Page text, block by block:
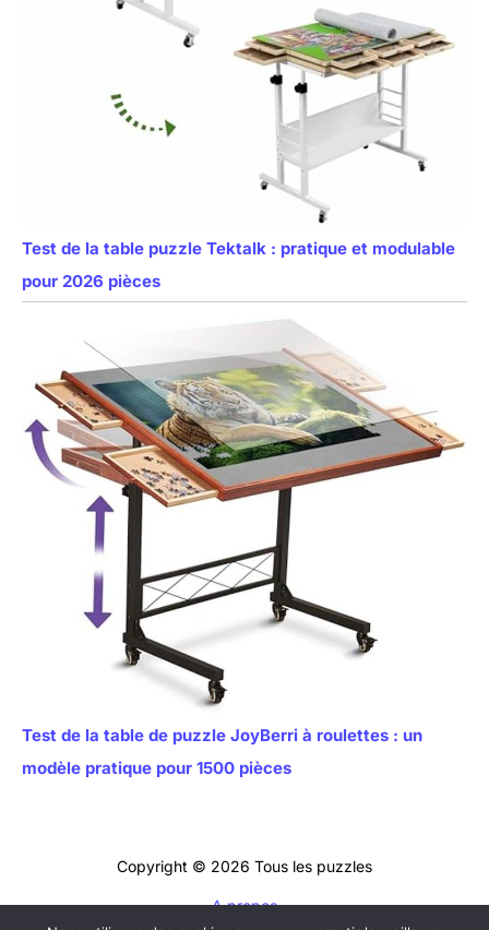
Test de la table puzzle Tektalk : pratique et modulable
pour 2026 pièces
Test de la table de puzzle JoyBerri à roulettes : un
modèle pratique pour 1500 pièces
Copyright © 2026 Tous les puzzles
A propos